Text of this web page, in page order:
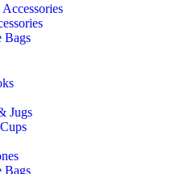
Bags
Jugs
Bags